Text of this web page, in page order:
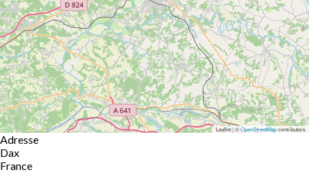
Leaflet | ©OpenStreetMapcontributors
Adresse
Dax
France